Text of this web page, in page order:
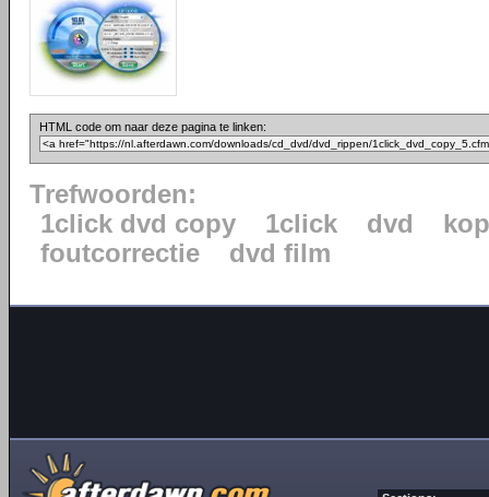
HTML code om naar deze pagina te linken:
Trefwoorden:
1click dvd copy
1click dvd
foutcorrectie
dvd film